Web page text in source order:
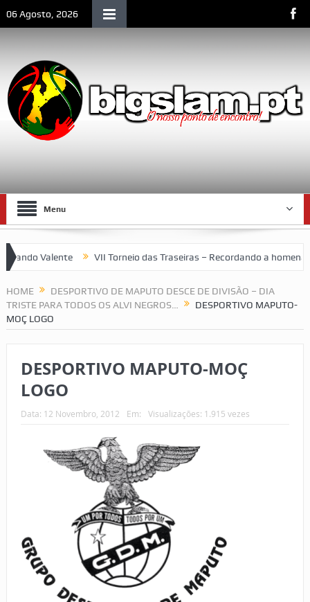
06 Agosto, 2026
Menu
Valente VII Torneio das Traseiras – Recordando a
HOME
DESPORTIVO DE MAPUTO DESCE DE DIVISÃO – DIA
TRISTE PARA TODOS OS ALVI NEGROS…
DESPORTIVO MAPUTO-
MOÇ LOGO
DESPORTIVO MAPUTO-MOÇ
LOGO
Data: 12 Novembro, 2012 Em: Visualizações: 1.915 vezes